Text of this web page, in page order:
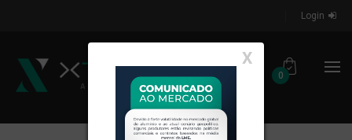
Login
0
X